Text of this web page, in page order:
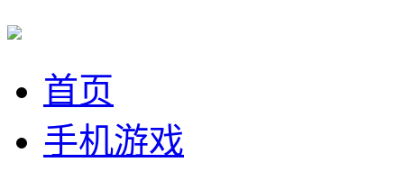
首页
手机游戏